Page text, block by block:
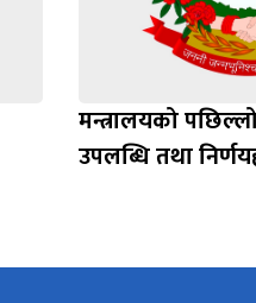
मन्त्रालयको
उपलब्धि तथा